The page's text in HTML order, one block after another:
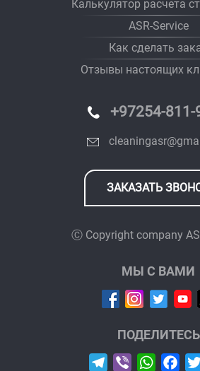
Калькулятор расчета
ASR-Service
Как сделать
Отзывы настоящих
+97254-811-
ЗАКАЗАТЬ
Ⓒ Copyright company
МЫ С ВАМИ
ПОДЕЛИТЕСЬ
Telegram
Viber